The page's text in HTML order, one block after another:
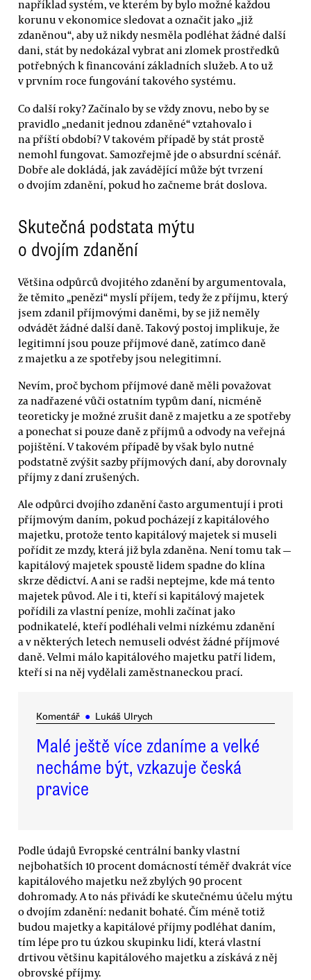
například systém, ve kterém by bylo možné každou
korunu v ekonomice sledovat a označit jako „již
zdaněnou“, aby už nikdy nesměla podléhat žádné další
dani, stát by nedokázal vybrat ani zlomek prostředků
potřebných k financování základních služeb. A to už
v prvním roce fungování takového systému.
Co další roky? Začínalo by se vždy znovu, nebo by se
pravidlo „nedanit jednou zdaněné“ vztahovalo i
na příští období? V takovém případě by stát prostě
nemohl fungovat. Samozřejmě jde o absurdní scénář.
Dobře ale dokládá, jak zavádějící může být tvrzení
o dvojím zdanění, pokud ho začneme brát doslova.
Skutečná podstata mýtu
o dvojím zdanění
Většina odpůrců dvojitého zdanění by argumentovala,
že těmito „penězi“ myslí příjem, tedy že z příjmu, který
jsem zdanil příjmovými daněmi, by se již neměly
odvádět žádné další daně. Takový postoj implikuje, že
legitimní jsou pouze příjmové daně, zatímco daně
z majetku a ze spotřeby jsou nelegitimní.
Nevím, proč bychom příjmové daně měli považovat
za nadřazené vůči ostatním typům daní, nicméně
teoreticky je možné zrušit daně z majetku a ze spotřeby
a ponechat si pouze daně z příjmů a odvody na veřejná
pojištění. V takovém případě by však bylo nutné
podstatně zvýšit sazby příjmových daní, aby dorovnaly
příjmy z daní zrušených.
Ale odpůrci dvojího zdanění často argumentují i proti
příjmovým daním, pokud pocházejí z kapitálového
majetku, protože tento kapitálový majetek si museli
pořídit ze mzdy, která již byla zdaněna. Není tomu tak —
kapitálový majetek spoustě lidem spadne do klína
skrze dědictví. A ani se radši neptejme, kde má tento
majetek původ. Ale i ti, kteří si kapitálový majetek
pořídili za vlastní peníze, mohli začínat jako
podnikatelé, kteří podléhali velmi nízkému zdanění
a v některých letech nemuseli odvést žádné příjmové
daně. Velmi málo kapitálového majetku patří lidem,
kteří si na něj vydělali zaměstnaneckou prací.
Komentář ● Lukáš Ulrych
Malé ještě více zdaníme a velké
necháme být, vzkazuje česká
pravice
Podle údajů Evropské centrální banky vlastní
nejbohatších 10 procent domácností téměř dvakrát více
kapitálového majetku než zbylých 90 procent
dohromady. A to nás přivádí ke skutečnému účelu mýtu
o dvojím zdanění: nedanit bohaté. Čím méně totiž
budou majetky a kapitálové příjmy podléhat daním,
tím lépe pro tu úzkou skupinku lidí, která vlastní
drtivou většinu kapitálového majetku a získává z něj
obrovské příjmy.